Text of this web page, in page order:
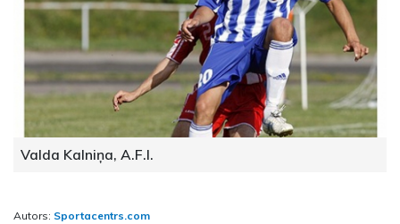
Valda Kalniņa, A.F.I.
Autors: Sportacentrs.com